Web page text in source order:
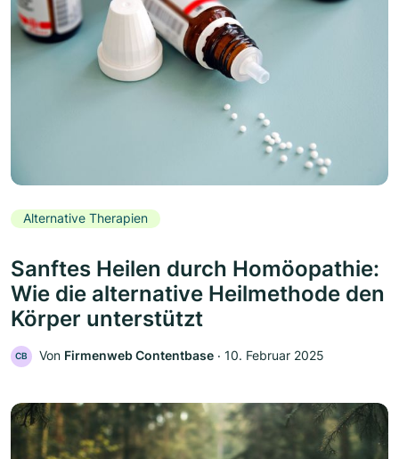
Alternative Therapien
Sanftes Heilen durch Homöopathie:
Wie die alternative Heilmethode den
Körper unterstützt
CB Von Firmenweb Contentbase ‧ 10. Februar 2025